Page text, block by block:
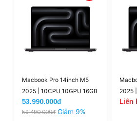
Jack tai nghe 3.5mm:
Đảm
thanh chuyên nghiệp.
Macbook Pro 14inch M5
2025 | 10CPU 10GPU 16GB
1TB (New)
53.990.000đ
59.490.000đ Giảm 9%
2025
Liên